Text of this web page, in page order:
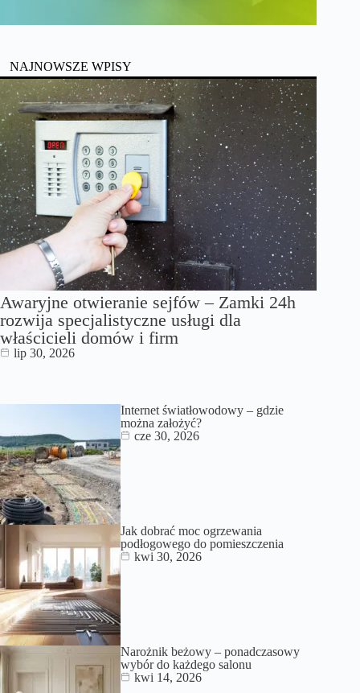
NAJNOWSZE WPISY
Awaryjne otwieranie sejfów – Zamki 24h
rozwija specjalistyczne usługi dla
właścicieli domów i firm
lip 30, 2026
Internet światłowodowy – gdzie
można założyć?
cze 30, 2026
Jak dobrać moc ogrzewania
podłogowego do pomieszczenia
kwi 30, 2026
Narożnik beżowy – ponadczasowy
wybór do każdego salonu
kwi 14, 2026